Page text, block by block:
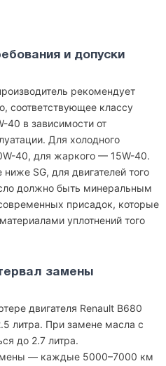
и допуски
рекомендует
соответствующее классу
40 в зависимости от
Для холодного
40, для жаркого — 15W-40.
SG, для двигателей того
должно быть минеральным
присадок, которые
уплотнений того
замены
двигателя Renault B680
литра. При замене масла с
до 2.7 литра.
— каждые 5000–7000 км